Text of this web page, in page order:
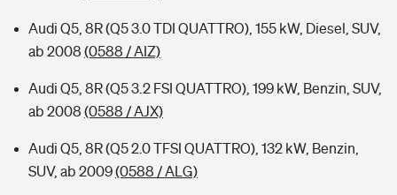
Sie haben Fragen?
Audi Q5, 8R (Q5 3.0 TDI QUATTRO), 155 kW, Diesel, SUV,
ab 2008 (0588 / AIZ)
Audi Q5, 8R (Q5 3.2 FSI QUATTRO), 199 kW, Benzin, SUV,
ab 2008 (0588 / AJX)
Audi Q5, 8R (Q5 2.0 TFSI QUATTRO), 132 kW, Benzin,
SUV, ab 2009(0588 / ALG)